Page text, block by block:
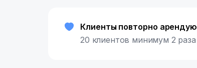
Клиенты повторно
20 клиентов минимум 2